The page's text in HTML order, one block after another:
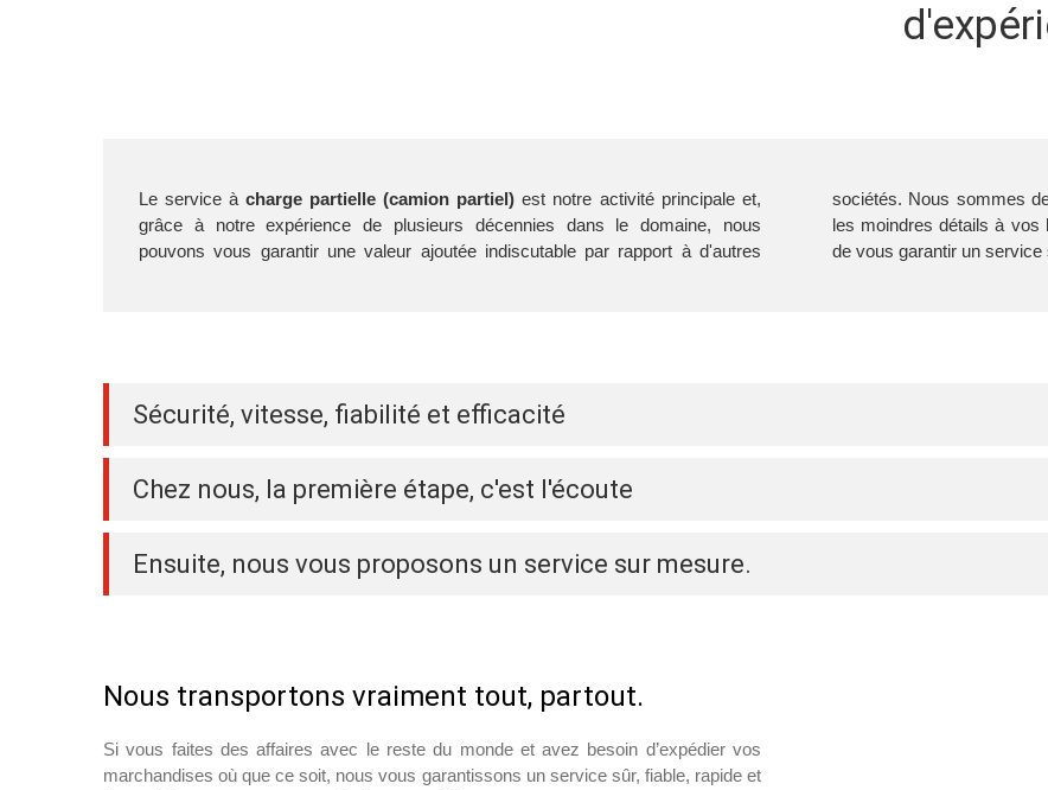
Le service à charge partielle (camion partiel) est notre activité principale et,
grâce à notre expérience de plusieurs décennies dans le domaine, nous
pouvons vous garantir une valeur ajoutée indiscutable par rapport à d'autres
sociétés. Nous sommes des transitaires et notre objectif est de répondre dans
les moindres détails à vos besoins, de prêter une attention extrême au client et
de vous garantir un
Sécurité, vitesse, fiabilité et efficacité
Chez nous, la première étape, c'est l'écoute
Ensuite, nous vous proposons un service sur mesure.
Nous transportons vraiment tout, partout.
Si vous faites des affaires avec le reste du monde et avez besoin d’expédier vos
marchandises où que ce soit, nous vous garantissons un service sûr, fiable, rapide et